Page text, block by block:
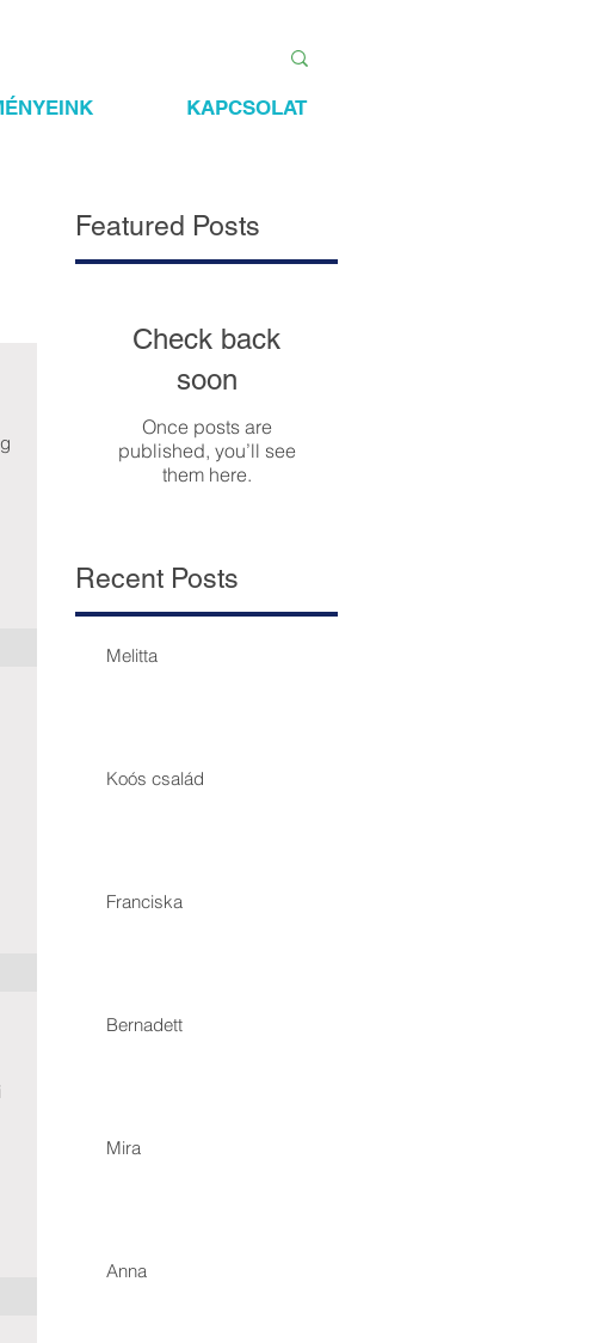
KAPCSOLAT
Featured Posts
Check back
soon
Once posts are
published, you’ll see
them here.
Recent Posts
Melitta
Koós család
Franciska
Bernadett
Mira
Anna